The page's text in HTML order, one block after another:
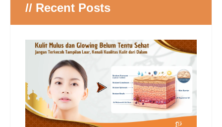
// Recent Posts